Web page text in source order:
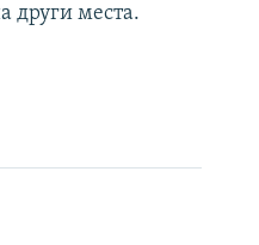
други места.